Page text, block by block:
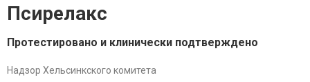
Псирелакс
Протестировано и клинически подтверждено
Надзор Хельсинкского комитета